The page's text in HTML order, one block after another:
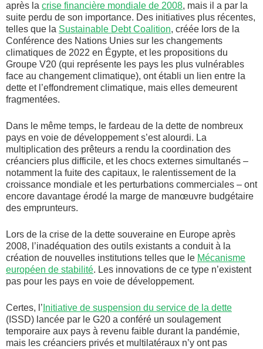
après la crise financière mondiale de 2008, mais il a par la
suite perdu de son importance. Des initiatives plus récentes,
telles que la Sustainable Debt Coalition, créée lors de la
Conférence des Nations Unies sur les changements
climatiques de 2022 en Égypte, et les propositions du
Groupe V20 (qui représente les pays les plus vulnérables
face au changement climatique), ont établi un lien entre la
dette et l’effondrement climatique, mais elles demeurent
fragmentées.
Dans le même temps, le fardeau de la dette de nombreux
pays en voie de développement s’est alourdi. La
multiplication des prêteurs a rendu la coordination des
créanciers plus difficile, et les chocs externes simultanés –
notamment la fuite des capitaux, le ralentissement de la
croissance mondiale et les perturbations commerciales – ont
encore davantage érodé la marge de manœuvre budgétaire
des emprunteurs.
Lors de la crise de la dette souveraine en Europe après
2008, l’inadéquation des outils existants a conduit à la
création de nouvelles institutions telles que le Mécanisme
européen de stabilité. Les innovations de ce type n’existent
pas pour les pays en voie de développement.
Certes, l’ Initiative de suspension du service de la dette
(ISSD) lancée par le G20 a conféré un soulagement
temporaire aux pays à revenu faible durant la pandémie,
mais les créanciers privés et multilatéraux n’y ont pas